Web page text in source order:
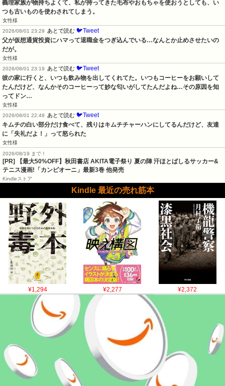
義理家族が物持ちよくて、私が持ってきた毛布やおもちゃを使おうとしても、い
つも古いものを使わされてしまう。
女性様
2026/08/01 23:29
あとで読む 🐦Tweet
父が仮想通貨投資にハマって退職金をつぎ込んでいる…なんとか止めさせたいの
だが。
女性様
2026/08/01 23:19
あとで読む 🐦Tweet
彼の家に行くと、いつも飲み物を出してくれてた。いつもコーヒーをお願いして
たんだけど、なんかそのコーヒーって妙な匂いがしてたんだよね…その原因を知
ってドン…
女性様
2026/08/01 22:49
あとで読む 🐦Tweet
キムチの白い部分だけ食べて、残りはキムチチャーハンにしてるんだけど、友達
に「失礼だよ！」って怒られた
女性様
2026/08/19 まで！
[PR] 【最大50%OFF】秋田書店 AKITA電子祭り 夏の陣 汗ほとばしるサッカー&
テニス漫画!「カンピオーニ」最新3巻 他発売
Kindleストア
Kindle 最近の売れ筋本
¥1,294 ¥2,277 ¥2,372